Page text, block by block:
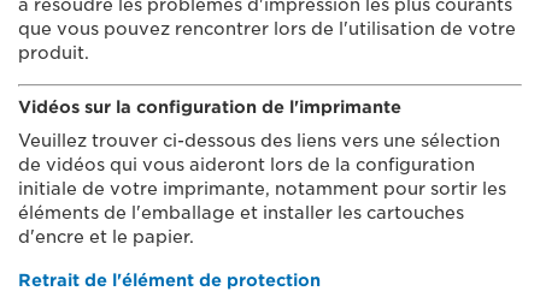
à résoudre les problèmes d'impression les plus courants
que vous pouvez rencontrer lors de l'utilisation de votre
produit.
Vidéos sur la configuration de l'imprimante
Veuillez trouver ci-dessous des liens vers une sélection
de vidéos qui vous aideront lors de la configuration
initiale de votre imprimante, notamment pour sortir les
éléments de l'emballage et installer les cartouches
d'encre et le papier.
Retrait de l'élément de protection